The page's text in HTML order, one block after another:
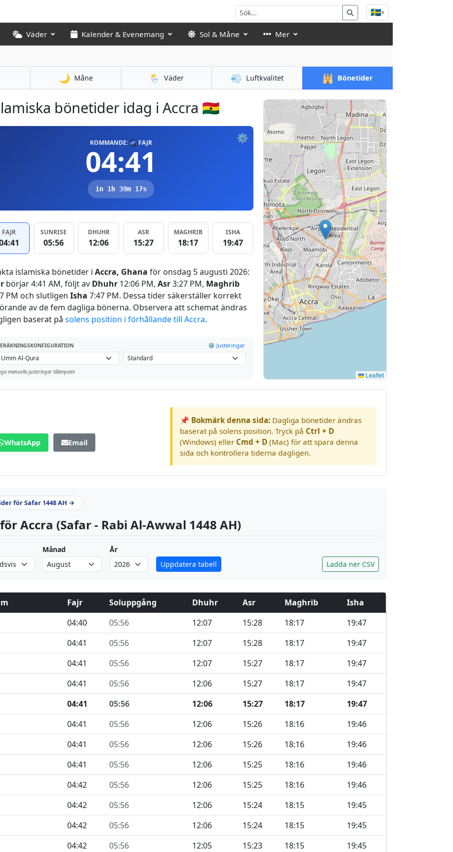
🇸🇪▾
Väder Kalender & Evenemang Sol & Måne Mer
🌙 Måne 🌦️ Väder 💨 Luftkvalitet 🕌 Bönetider
bönetider idag i Accra 🇬🇭
⚙️
KOMMANDE: 🌌 FAJR
04:41
in 1h 39m 16s
FAJR SUNRISE
05:56
DHUHR
12:06
ASR
15:27
MAGHRIB
18:17
ISHA
19:47
islamiska bönetider i Accra, Ghana för onsdag 5 augusti 2026:
börjar 4:41 AM, följt av Dhuhr 12:06 PM, Asr3:27 PM, Maghrib
PM och slutligen Isha 7:47 PM. Dessa tider säkerställer korrekt
av de fem dagliga bönerna. Observera att schemat ändras
baserat på solens position i förhållande till Accra.
⚙️ Justeringar
manuella justeringar tillämpade Leaflet
WhatsApp Email
📌 Bokmärk denna sida: Dagliga bönetider ändras
baserat på solens position. Tryck på Ctrl + D
(Windows) eller Cmd + D (Mac) för att spara denna
sida och kontrollera tiderna dagligen.
för Safar 1448 AH →
Accra (Safar - Rabi Al-Awwal 1448 AH)
Månad
År
Uppdatera tabell
Ladda ner CSV
Fajr Soluppgång Dhuhr Asr Maghrib
Isha
04:40 05:56 12:07 15:28 18:17
19:47
04:41 05:56 12:07 15:28 18:17
19:47
04:41 05:56 12:07 15:27 18:17
19:47
04:41 05:56 12:06 15:27 18:17
19:47
04:41 05:56 12:06 15:27 18:17
19:47
04:41 05:56 12:06 15:26 18:16
19:46
04:41 05:56 12:06 15:26 18:16
19:46
04:41 05:56 12:06 15:25 18:16
19:46
04:42 05:56 12:06 15:25 18:16
19:46
04:42 05:56 12:06 15:24 18:15
19:45
04:42 05:56 12:06 15:24 18:15
19:45
04:42 05:56 12:05 15:23 18:15
19:45